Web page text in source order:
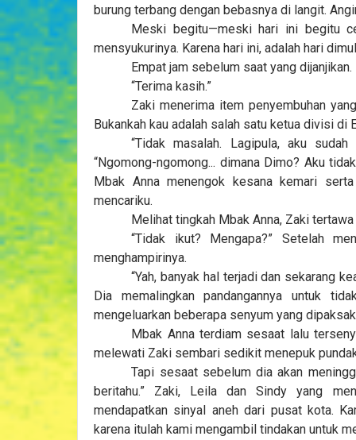
burung terbang dengan bebasnya di langit.
Meski begitu—meski hari ini begitu
mensyukurinya. Karena hari ini, adalah hari
Empat jam sebelum saat yang dijanjikan.
“Terima kasih.”
Zaki menerima item penyembuhan
Bukankah kau adalah salah satu ketua divisi di
“Tidak masalah. Lagipula, aku
“Ngomong-ngomong... dimana Dimo? Aku
Mbak Anna menengok kesana kemari
mencariku.
Melihat tingkah Mbak Anna, Zaki
“Tidak ikut? Mengapa?” Setelah
menghampirinya.
“Yah, banyak hal terjadi dan sekarang
Dia memalingkan pandangannya untuk
mengeluarkan beberapa senyum yang
Mbak Anna terdiam sesaat lalu
melewati Zaki sembari sedikit menepuk
Tapi sesaat sebelum dia akan
beritahu.” Zaki, Leila dan Sindy yang
mendapatkan sinyal aneh dari pusat kota.
karena itulah kami mengambil tindakan untuk